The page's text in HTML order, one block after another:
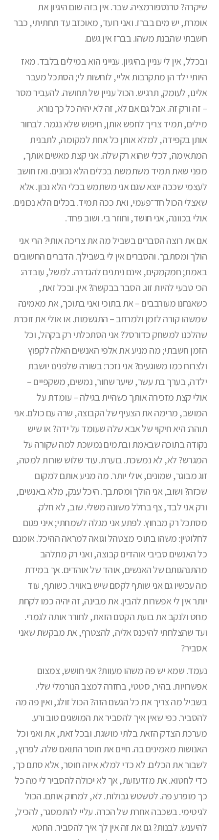
שיקרה? טרנספורמציה. שבר. אין בזה שום היגיון את
אומרת, יש מים בברז. ואני רועד, מאוכזב עד תחתיתי, כבר
חשבתי שהבנת משהו. בברז אין גשם.
ובכלל, אין לי עניין בהיגיון. ענייני הוא במילים בלבד. מאז
היותי ילד הן מתקרבות אליי, לוחשות לי; הסתכל מעבר
אלינו, לעומק, תרגיש. הכול עניין של תחושה. להעביר מסר
– זה ורק זה. אבל גם אם לא, זה לא יהיה כל כך נורא.
מילים, תמיד צריך לחפש אותן, חיפוש שלא נגמר. לבחור
אותן בקפידה, למלא אותן כל אחת למקומה, לתבנית
המתאימה, לכלי שהוא רק שלה. אני קצת מאשים אותך,
מפני שאת תמיד משתמשת בכלים הלא נכונים. ואז חושב
לעצמי שככה יוצא שגם אני משתמש בכלי הלא נכון. אלא
שאצלי הכול חד־פעמי, ואת ככה תמיד. בכלים הלא נכונים.
אולי בכוונה, אני חושד, וחוזר בי. ושוב פחד.
אם את רוצה הסברים בשביל מה את צריכה אותי? הרי אני
הולך ומסתבך. והסברים אין לי בשבילך. הדברים החשובים
באמת; חמקמקים, אינם ניתנים להגדרה. למשל, עובדה:
הכי טבעי להיות זוג. הסבר בבקשה? אין. ובכל זאת,
כשאנחנו מעורבבים – את בתוכי ואני בתוכך, את מאמינה
שמשהו קורה לזמן ולמרחב – התגשמות. או אולי את זוכרת
שהלכנו למשחק כדורסל? אני הסתכלתי רק בקהל, וכל
הזמן חשבתי; מה מניע את אלפי האנשים האלה לקפוץ
ולצרוח כמו משוגעים? אני נזכר: בשורה שלפנינו יושבת
ילדה, בערך בת עשר, שיער שחור, נמשים, משקפיים –
אולי קצת מזכירה אותך כשהיית בגילה – עומדת על
המושב, מרימה את הצעיף של הקבוצה, שרה עם כולם. אני
תוהה: היא חיקוי של אבא שלה שעומד על ידה? או שיש
נקודה בתוכה שבאמת ובתמים נמשכת למה שקורה על
המגרש? לא, לא נמשכת. בוערת. עוד שלוש שורות למטה,
זוג מבוגר, שמונים, אולי יותר. מה מניע אותם למקום
שכזה? ושוב, אני הולך ומסתבך. היכל ענק, מלא באנשים,
ורק אני לבד, צף בחלל משונה משלי. שוב, לא חלק.
מסתכל רק מבחוץ. לפתע אני מגלה לשמחתי; איני פגום
לחלוטין: משהו בתוכי מצטהל וגואה למראה ההיכל. אומנם
כל האנשים סביבי אוהדים קבוצה, ואני רק מתלהב
מהתנהגותם של האנשים, אוהד של אוהדים. אך במידת
מה עכשיו גם אני שותף לקסם שיש באוויר. כשותף, עוד
יותר אין לי אפשרות להבין. את מבינה, זה יהיה כמו לקחת
מחט ולנקב את בועת הקסם הזאת, לחורר אותה לגמרי.
ועד שהצלחתי להיכנס אליה, להצטרף, את מבקשת שאני
אסביר?
נעמד. שמא יש פה משהו מעוות? אני חושש, צמצום
אפשרויות. בהיר, סטטי, בחזרה למצב הנורמלי שלי.
בשביל מה צריך את כל הגשם הזה? הכול זולג, ואין פה מה
להסביר. כפי שאין איך להסביר את המושגים טוב ורע.
מערכת הצדק הזאת בלתי מושגת. ובכל זאת, את ואני וכל
האנושות מאמינים בה. חיים את חוסר התואם שלה. לפרוץ,
לשבור את הכלים. לא כדי למלא איזה חוסר, אלא סתם כך,
כדי לחטוא. את מזדעזעת, אך לא יכולה להסביר לי מה כל
כך מופרע פה. לטשטש גבולות. לא, למחוק אותם. הכול
לגיטימי. בשכבה אחרת של הכרה. עליי להתמסגר, להכיל,
להיענש. לבנות? גם את זה אין לך איך להסביר. החטא